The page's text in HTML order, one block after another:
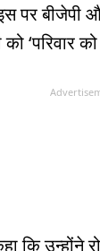
पर बीजेपी
‘परिवार
कि उन्होंने